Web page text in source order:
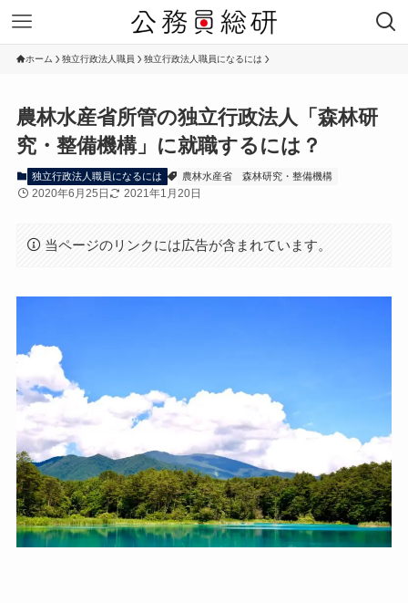
ホーム 独立行政法人職員 独立行政法人職員になるには
農林水産省所管の独立行政法人「森林研
究・整備機構」に就職するには？
独立行政法人職員になるには 農林水産省 森林研究・整備機構
2020年6月25日 2021年1月20日
当ページのリンクには広告が含まれています。